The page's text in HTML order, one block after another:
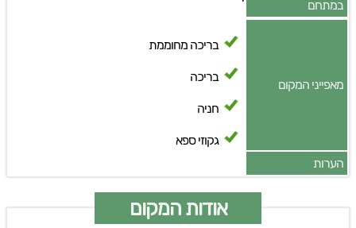
במתחם
מאפייני המקום
בריכה מחוממת
בריכה
חניה
גקוזי ספא
הערות
אודות המקום